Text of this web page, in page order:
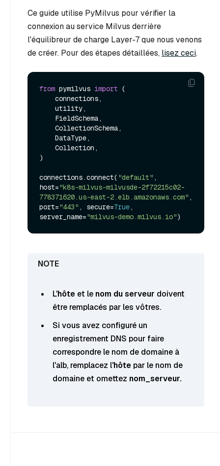
Ce guide utilise PyMilvus pour vérifier la
connexion au service Milvus derrière
l'équilibreur de charge Layer-7 que nous venons
de créer. Pour des étapes détaillées, lisez ceci.
from pymilvus import (
)
connections.connect( "default" ,
host="k8s-milvus-milvusde-2f72215c02-
778371620.us-east-2.elb.amazonaws.com" ,
port="443" , secure=True,
server_name="milvus-demo.milvus.io"
L'hôte et le nom du serveur doivent
être remplacés par les vôtres.
Si vous avez configuré un
enregistrement DNS pour faire
correspondre le nom de domaine à
l'alb, remplacez l'hôte par le nom de
domaine et omettez nom_serveur.